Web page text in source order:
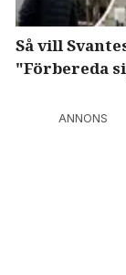
Så vill
"Förbereda
ANNONS